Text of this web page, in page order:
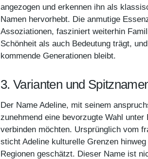
angezogen und erkennen ihn als
Namen hervorhebt. Die anmutige
Assoziationen, fasziniert weiterhin
Schönheit als auch Bedeutung trägt,
kommende Generationen bleibt.
3. Varianten und
Der Name Adeline, mit seinem
zunehmend eine bevorzugte Wahl
verbinden möchten. Ursprünglich vom
sticht Adeline kulturelle Grenzen
Regionen geschätzt. Dieser Name ist